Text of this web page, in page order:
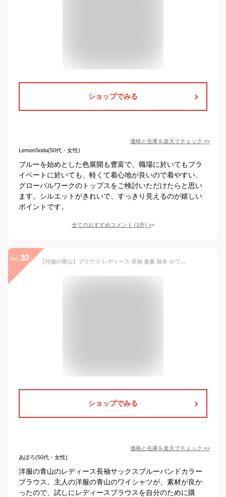
ショップでみる
価格と在庫を楽天でチェック >>
LemonSoda(50代・女性)
ブルーを始めとした色展開も豊富で、職場に於いてもプラ
イベートに於いても、軽くて着心地が良いので着やすい、
グローバルワークのトップスをご検討いただけたらと思い
ます。シルエットがきれいで、すっきり見えるのが嬉しい
ポイントです。
全てのおすすめコメント (1件) >
no. 10 【洋服の青山】ブラウス レディース 長袖 春夏 秋冬 ホワイト 白 サックスブルー 水色 プリーツ ギャザー 形態安定 シワになりにくい シャツ オフィス ビジネス 事務服 制服 入学式 結婚式 卒業式 入園式 卒園式 向け スーツ インナー ワイシャツ かわいい おしゃれ
ショップでみる
価格と在庫を楽天でチェック >>
あぽろ(50代・女性)
洋服の青山のレディース長袖サックスブルーバンドカラー
ブラウス。主人の洋服の青山のワイシャツが、素材が良か
ったので、試しにレディースブラウスを自分のために購